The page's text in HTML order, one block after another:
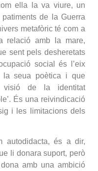
ella la va viure, un
de la Guerra
metafòric té com a
relació amb la mare,
sent pels desheretats
social és l’eix
la seua poètica i que
visió de la identitat
És una reivindicació
i les limitacions dels
autodidacta, és a dir,
li donara suport, però
amb una ambició